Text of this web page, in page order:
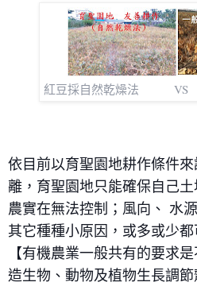
紅豆採自然乾燥法           VS
依目前以育聖園地耕作條件
離，育聖園地只能確保自己
農實在無法控制；風向、 水
其它種種小原因，或多或少
【有機農業一般共有的要求
造生物、動物及植物生長調